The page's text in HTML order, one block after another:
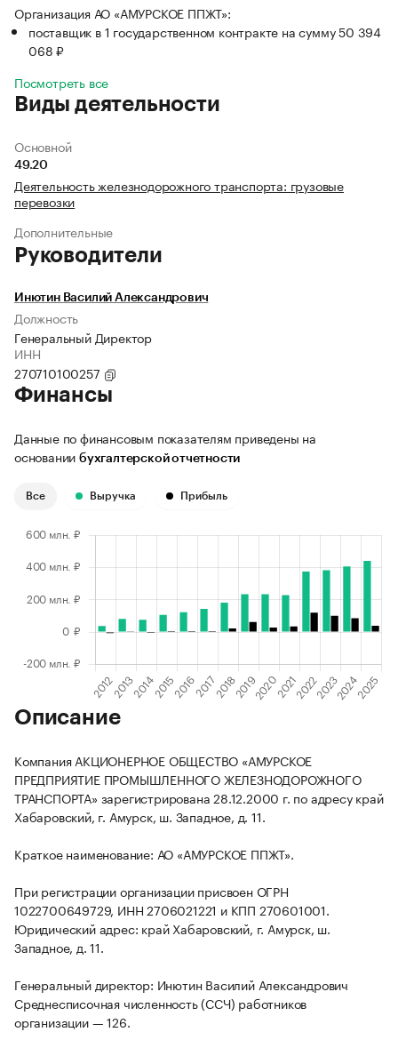
Организация АО «АМУРСКОЕ ППЖТ»:
поставщик в 1 государственном контракте на сумму 50 394
068 ₽
Посмотреть все
Виды деятельности
Основной
49.20
Деятельность железнодорожного транспорта: грузовые
перевозки
Дополнительные
Руководители
Инютин Василий Александрович
Должность
Генеральный Директор
ИНН
270710100257
Финансы
Данные по финансовым показателям приведены на
основании бухгалтерской отчетности
Все Выручка Прибыль
Описание
Компания АКЦИОНЕРНОЕ ОБЩЕСТВО «АМУРСКОЕ
ПРЕДПРИЯТИЕ ПРОМЫШЛЕННОГО ЖЕЛЕЗНОДОРОЖНОГО
ТРАНСПОРТА» зарегистрирована 28.12.2000 г. по адресу край
Хабаровский, г. Амурск, ш. Западное, д. 11.
Краткое наименование: АО «АМУРСКОЕ ППЖТ».
При регистрации организации присвоен ОГРН
1022700649729, ИНН 2706021221 и КПП 270601001.
Юридический адрес: край Хабаровский, г. Амурск, ш.
Западное, д. 11.
Генеральный директор: Инютин Василий Александрович
Среднесписочная численность (ССЧ) работников
организации — 126.